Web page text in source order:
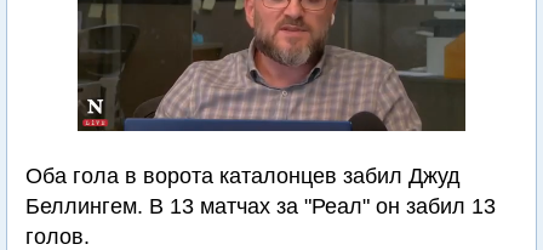
Оба гола в ворота каталонцев забил Джуд
Беллингем. В 13 матчах за "Реал" он забил 13
голов.